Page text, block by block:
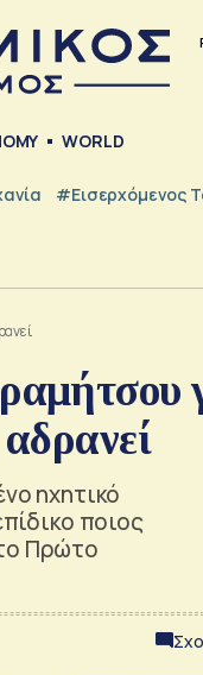
WORLD
#εισερχόμενος
ηχητικό
ποιος
Πρώτο